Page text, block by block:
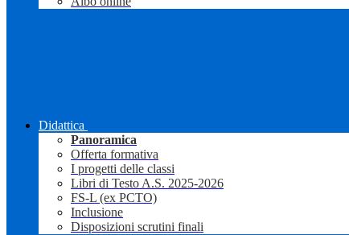
Didattica
Panoramica
Offerta formativa
I progetti delle classi
Libri di Testo A.S. 2025-2026
FS-L (ex PCTO)
Inclusione
Disposizioni scrutini finali